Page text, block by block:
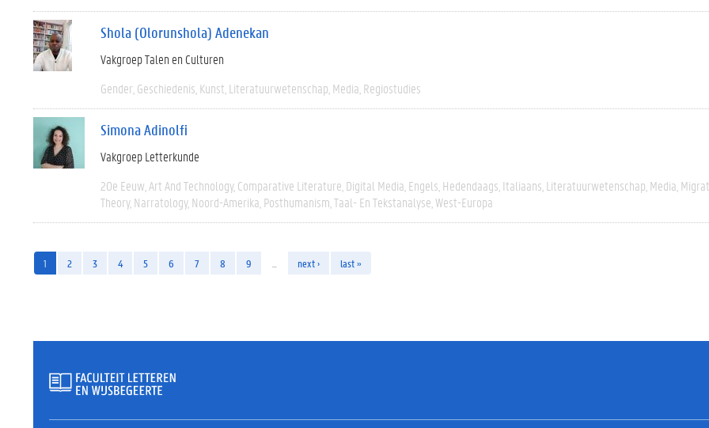
Shola (Olorunshola) Adenekan
Vakgroep Talen en Culturen
Gender Geschiedenis Kunst Literatuurwetenschap Media Regiostudies
Simona Adinolfi
Vakgroep Letterkunde
20e Eeuw Art And Technology Comparative Literature Digital Media Engels Hedendaags Italiaans Literatuurwetenschap Media
Theory Narratology Noord-Amerika Posthumanism Taal- En Tekstanalyse West-Europa
1 2 3 4 5 6 7 8 9 next › last »